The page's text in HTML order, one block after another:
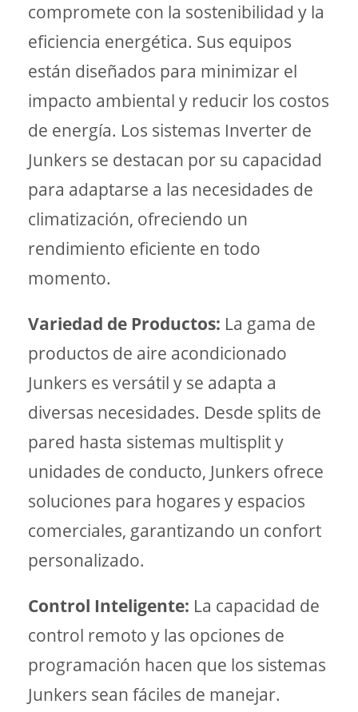
compromete con la sostenibilidad y la
eficiencia energética. Sus equipos
están diseñados para minimizar el
impacto ambiental y reducir los costos
de energía. Los sistemas Inverter de
Junkers se destacan por su capacidad
para adaptarse a las necesidades de
climatización, ofreciendo un
rendimiento eficiente en todo
momento.
Variedad de Productos: La gama de
productos de aire acondicionado
Junkers es versátil y se adapta a
diversas necesidades. Desde splits de
pared hasta sistemas multisplit y
unidades de conducto, Junkers ofrece
soluciones para hogares y espacios
comerciales, garantizando un confort
personalizado.
Control Inteligente: La capacidad de
control remoto y las opciones de
programación hacen que los sistemas
Junkers sean fáciles de manejar.